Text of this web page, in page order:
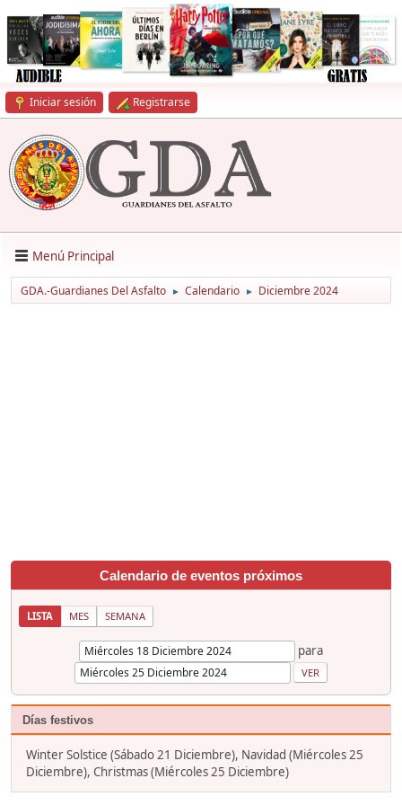
Iniciar sesión Registrarse
Menú Principal
GDA.-Guardianes Del Asfalto ► Calendario ► Diciembre 2024
Calendario de eventos próximos
LISTA MES SEMANA
para
Días festivos
Winter Solstice (Sábado 21 Diciembre), Navidad (Miércoles 25
Diciembre), Christmas (Miércoles 25 Diciembre)